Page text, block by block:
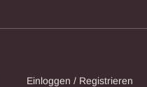
Einloggen / Registrieren